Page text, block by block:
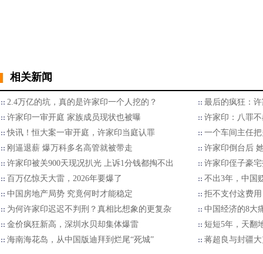
相关新闻
2.4万亿的坑，真的是许家印一个人挖的？
最后的疯狂：
许家印一审开庭 家族成员现状也被曝
许家印：八罪
快讯！恒大案一审开庭，许家印当庭认罪
一个车间主任
刚逼退薪 爆万科多名高管就被带走
许家印倒台后
许家印被关900天现况扒光 上诉1分钱都掏不出
许家印侄子豪
百万亿惊天大雷，2026年要爆了
不出3年，中国
中国房地产局势 究竟何时才能稳定
拒不支付这费
为何许家印迟迟不判刑？真相比想象的更复杂
中国经济的8大
金价疯狂新高，深圳水贝却集体爆雷
短短5年，天翻
海南海花岛，从中国版迪拜到烂尾“死城”
蒋超良与封疆